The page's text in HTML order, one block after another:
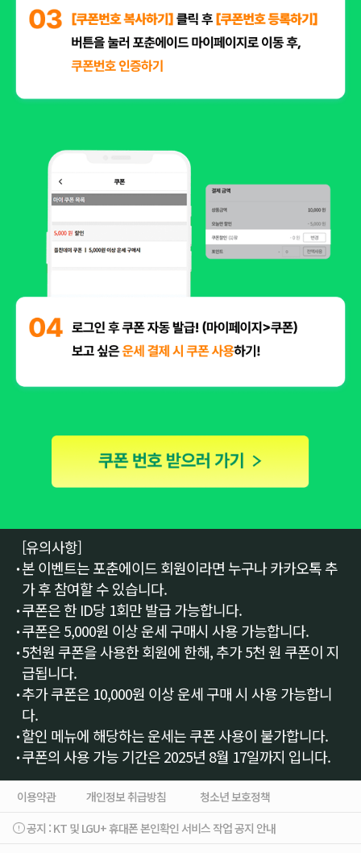
[유의사항]
본 이벤트는 포춘에이드 회원이라면 누구나 카카오톡 추
가 후 참여할 수 있습니다.
쿠폰은 한 ID당 1회만 발급 가능합니다.
쿠폰은 5,000원 이상 운세 구매시 사용 가능합니다.
5천원 쿠폰을 사용한 회원에 한해, 추가 5천 원 쿠폰이 지
급됩니다.
추가 쿠폰은 10,000원 이상 운세 구매 시 사용 가능합니
다.
할인 메뉴에 해당하는 운세는 쿠폰 사용이 불가합니다.
쿠폰의 사용 가능 기간은 2025년 8월 17일까지 입니다.
이용약관 개인정보 취급방침
청소년 보호정책
공지 : KT 및 LGU+ 휴대폰 본인확인 서비스 작업 공지 안내